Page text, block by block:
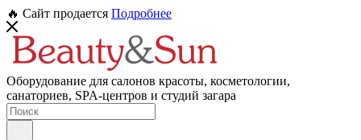
🔥 Сайт продается Подробнее
Оборудование для салонов красоты, косметологии,
санаториев, SPA-центров и студий загара